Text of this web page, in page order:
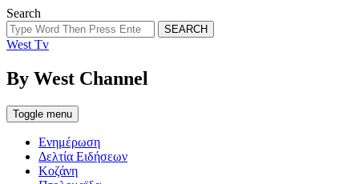
Search
SEARCH
West Tv
By West Channel
Toggle menu
Ενημέρωση
Δελτία Ειδήσεων
Κοζάνη